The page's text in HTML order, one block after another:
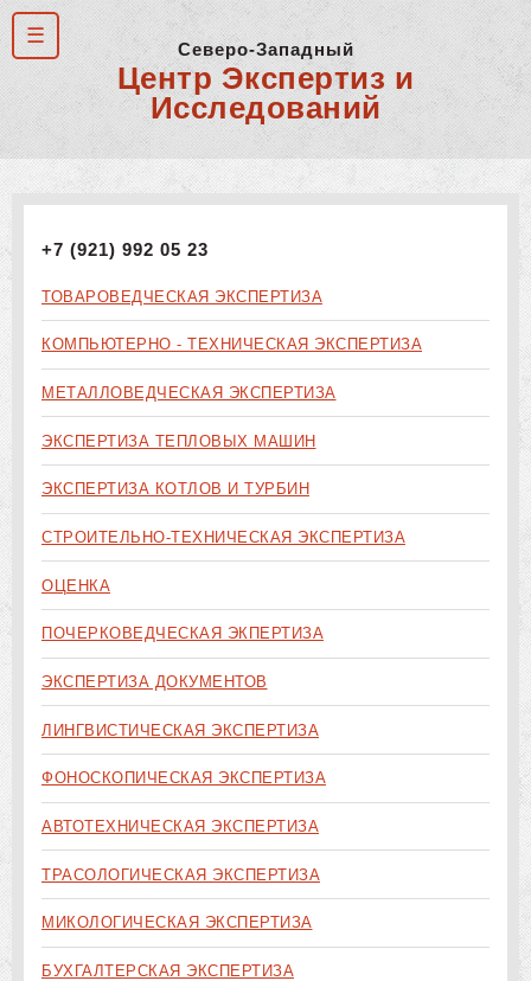
Северо-Западный
Центр Экспертиз и
Исследований
+7 (921) 992 05 23
ТОВАРОВЕДЧЕСКАЯ ЭКСПЕРТИЗА
КОМПЬЮТЕРНО - ТЕХНИЧЕСКАЯ ЭКСПЕРТИЗА
МЕТАЛЛОВЕДЧЕСКАЯ ЭКСПЕРТИЗА
ЭКСПЕРТИЗА ТЕПЛОВЫХ МАШИН
ЭКСПЕРТИЗА КОТЛОВ И ТУРБИН
СТРОИТЕЛЬНО-ТЕХНИЧЕСКАЯ ЭКСПЕРТИЗА
ОЦЕНКА
ПОЧЕРКОВЕДЧЕСКАЯ ЭКПЕРТИЗА
ЭКСПЕРТИЗА ДОКУМЕНТОВ
ЛИНГВИСТИЧЕСКАЯ ЭКСПЕРТИЗА
ФОНОСКОПИЧЕСКАЯ ЭКСПЕРТИЗА
АВТОТЕХНИЧЕСКАЯ ЭКСПЕРТИЗА
ТРАСОЛОГИЧЕСКАЯ ЭКСПЕРТИЗА
МИКОЛОГИЧЕСКАЯ ЭКСПЕРТИЗА
БУХГАЛТЕРСКАЯ ЭКСПЕРТИЗА